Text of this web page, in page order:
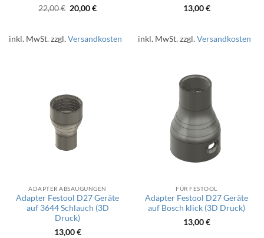
22,00€ Ursprünglicher
Preis
20,00€Aktueller
inkl. MwSt.zzgl.Versandkosten
13,00€
inkl. MwSt.zzgl.Versandkosten
ADAPTER ABSAUGUNGEN
Adapter Festool D27 Geräte
auf 3644 Schlauch (3D
Druck)
13,00€
FÜR FESTOOL
Adapter Festool D27 Geräte
auf Bosch klick (3D Druck)
13,00€